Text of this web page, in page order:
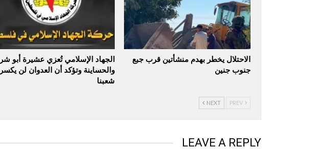
الاحتلال يخطر بهدم منشأتين قرب جبع
جنوب جنين
الجهاد الإسلامي تُعزي عشيرة أبو
والحساينة وتؤكد أن العدوان لن يكسر
شعبنا
NEXT
LEAVE A REPLY